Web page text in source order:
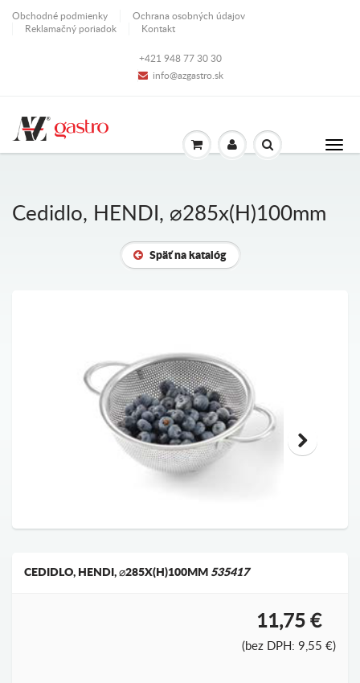
Obchodné podmienky
Ochrana osobných údajov
Reklamačný poriadok
Kontakt
+421 948 77 30 30
info@azgastro.sk
Cedidlo, HENDI, ⌀285x(H)100mm
Späť na katalóg
CEDIDLO, HENDI, ⌀285X(H)100MM 535417
11,75 €
(bez DPH: 9,55 €)